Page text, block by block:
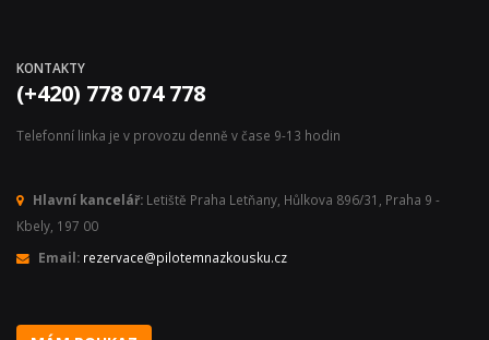
KONTAKTY
(+420) 778 074 778
Telefonní linka je v provozu denně v čase 9-13 hodin
Hlavní kancelář: Letiště Praha Letňany, Hůlkova 896/31, Praha 9 -
Kbely, 197 00
Email: rezervace@pilotemnazkousku.cz